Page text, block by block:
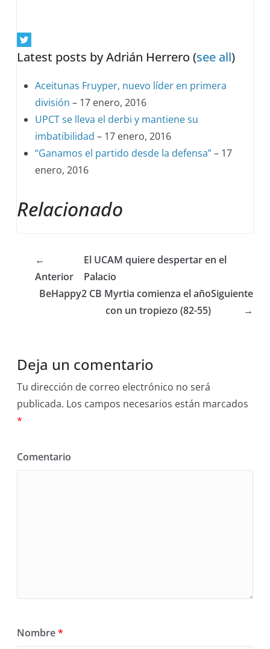
Latest posts by Adrián Herrero(see all)
Aceitunas Fruyper, nuevo líder en primera
división – 17 enero, 2016
UPCT se lleva el derbi y mantiene su
imbatibilidad – 17 enero, 2016
“Ganamos el partido desde la defensa”– 17
enero, 2016
Relacionado
←
Anterior
El UCAM quiere despertar en el
Palacio
BeHappy2 CB Myrtia comienza el año
con un tropiezo (82-55)
Siguiente
→
Deja un comentario
Tu dirección de correo electrónico no será
publicada. Los campos necesarios están marcados
*
Comentario
Nombre*